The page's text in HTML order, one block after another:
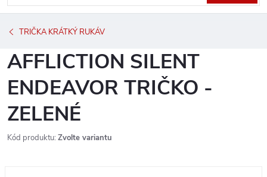
TRIČKA KRÁTKÝ RUKÁV
AFFLICTION SILENT
ENDEAVOR TRIČKO -
ZELENÉ
Kód produktu: Zvolte variantu